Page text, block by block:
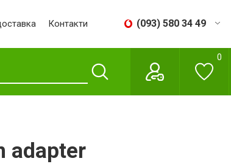
Контакти (093) 580 34 49
Пн - Сб:
09:00 - 18:00
Нд: Вихідний
0
adapter